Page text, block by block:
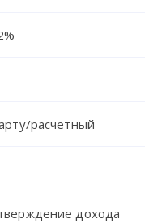
расчетный
дохода